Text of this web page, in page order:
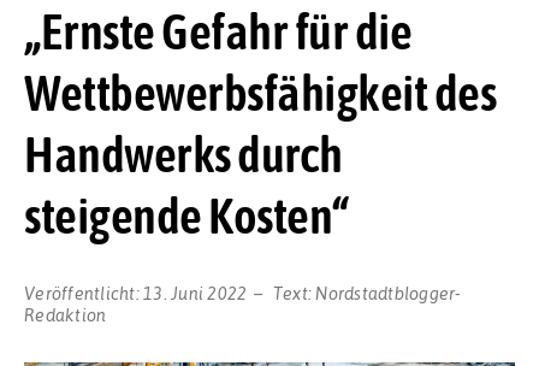
„Ernste Gefahr für die
Wettbewerbsfähigkeit des
Handwerks durch
steigende Kosten“
Veröffentlicht: 13. Juni 2022 Text: Nordstadtblogger-
Redaktion